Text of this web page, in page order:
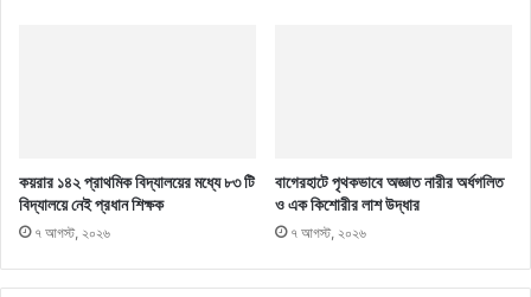
কয়রার ১৪২ প্রাথমিক বিদ্যালয়ের মধ্যে ৮৩ টি
বিদ্যালয়ে নেই প্রধান শিক্ষক
৭ আগস্ট, ২০২৬
বাগেরহাটে পৃথকভাবে অজ্ঞাত নারীর অর্ধগলিত
ও এক কিশোরীর লাশ উদ্ধার
৭ আগস্ট, ২০২৬